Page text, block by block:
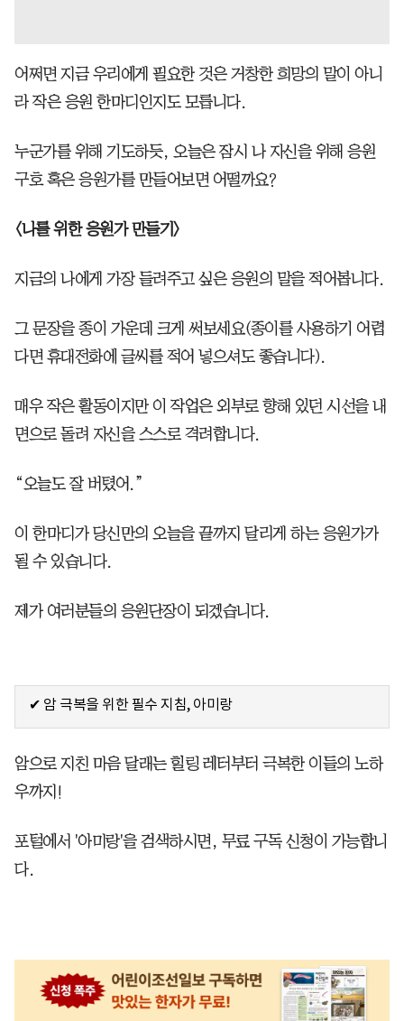
어쩌면 지금 우리에게 필요한 것은 거창한 희망의 말이 아니
라 작은 응원 한마디인지도 모릅니다.
누군가를 위해 기도하듯, 오늘은 잠시 나 자신을 위해 응원
구호 혹은 응원가를 만들어보면 어떨까요?
<나를 위한 응원가 만들기>
지금의 나에게 가장 들려주고 싶은 응원의 말을 적어봅니다.
그 문장을 종이 가운데 크게 써보세요(종이를 사용하기 어렵
다면 휴대전화에 글씨를 적어 넣으셔도 좋습니다).
매우 작은 활동이지만 이 작업은 외부로 향해 있던 시선을 내
면으로 돌려 자신을 스스로 격려합니다.
“오늘도 잘 버텼어.”
이 한마디가 당신만의 오늘을 끝까지 달리게 하는 응원가가
될 수 있습니다.
제가 여러분들의 응원단장이 되겠습니다.
✔ 암 극복을 위한 필수 지침, 아미랑
암으로 지친 마음 달래는 힐링 레터부터 극복한 이들의 노하
우까지!
포털에서 '아미랑'을 검색하시면, 무료 구독 신청이 가능합니
다.​